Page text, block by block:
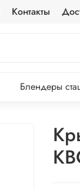
Контакты
Блендеры